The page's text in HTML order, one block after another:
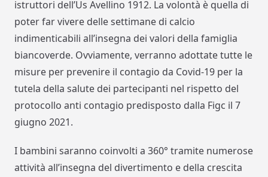
istruttori dell’Us Avellino 1912. La volontà è quella di
poter far vivere delle settimane di calcio
indimenticabili all’insegna dei valori della famiglia
biancoverde. Ovviamente, verranno adottate tutte le
misure per prevenire il contagio da Covid-19 per la
tutela della salute dei partecipanti nel rispetto del
protocollo anti contagio predisposto dalla Figc il 7
giugno 2021.
I bambini saranno coinvolti a 360° tramite numerose
attività all’insegna del divertimento e della crescita